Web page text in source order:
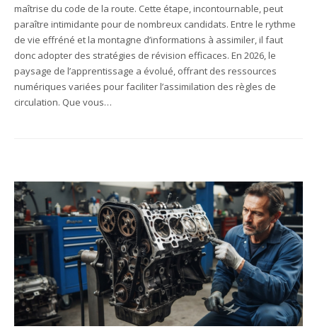
maîtrise du code de la route. Cette étape, incontournable, peut
paraître intimidante pour de nombreux candidats. Entre le rythme
de vie effréné et la montagne d’informations à assimiler, il faut
donc adopter des stratégies de révision efficaces. En 2026, le
paysage de l’apprentissage a évolué, offrant des ressources
numériques variées pour faciliter l’assimilation des règles de
circulation. Que vous…